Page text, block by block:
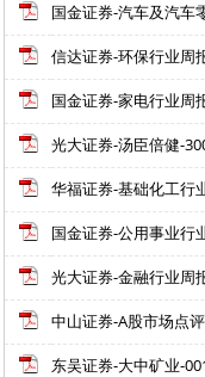
国金证券-汽车及汽车
信达证券-环保行业周
国金证券-家电行业周
光大证券-汤臣倍健-
华福证券-基础化工行
国金证券-公用事业行
光大证券-金融行业周
中山证券-A股市场点
东吴证券-大中矿业-